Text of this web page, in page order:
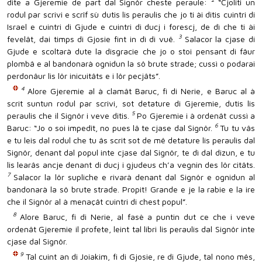
dite a Gjeremie de part dal Signôr cheste peraule:
“Cjoliti un
rodul par scrivi e scrîf sù dutis lis peraulis che jo ti ài ditis cuintri di
Israel e cuintri di Gjude e cuintri di ducj i forescj, de dì che ti ài
fevelât, dai timps di Gjosie fint in dì di vuê.
3 Salacor la cjase di
Gjude e scoltarà dute la disgracie che jo o stoi pensant di fâur
plombâ e al bandonarà ognidun la sô brute strade; cussì o podarai
perdonâur lis lôr inicuitâts e i lôr pecjâts”.
4 Alore Gjeremie al à clamât Baruc, fi di Nerie, e Baruc al à
scrit suntun rodul par scrivi, sot detature di Gjeremie, dutis lis
peraulis che il Signôr i veve ditis.
5Po Gjeremie i à ordenât cussì a
Baruc: “Jo o soi impedît, no pues lâ te cjase dal Signôr.
6Tu tu vâs
e tu leis dal rodul che tu âs scrit sot de mê detature lis peraulis dal
Signôr, denant dal popul inte cjase dal Signôr, te dì dal dizun, e tu
lis learâs ancje denant di ducj i gjudeus ch’a vegnin des lôr citâts.
7 Salacor la lôr supliche e rivarà denant dal Signôr e ognidun al
bandonarà la sô brute strade. Propit! Grande e je la rabie e la ire
che il Signôr al à menaçât cuintri di chest popul”.
8 Alore Baruc, fi di Nerie, al fasè a puntin dut ce che i veve
ordenât Gjeremie il profete, leint tal libri lis peraulis dal Signôr inte
cjase dal Signôr.
9 Tal cuint an di Joiakim, fi di Gjosie, re di Gjude, tal nono mês,